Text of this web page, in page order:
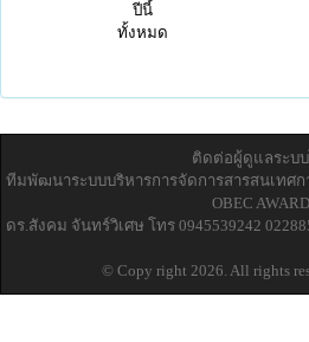
ปีนี้
ทั้งหมด
ติดต่อผู้ดูแลระบ
ทีมพัฒนาระบบบริหารการจัดการสารสนเทศ
OBEC
ดร.สังคม จันทร์วิเศษ โทร 0945539242
© Copy right 2026. All rights